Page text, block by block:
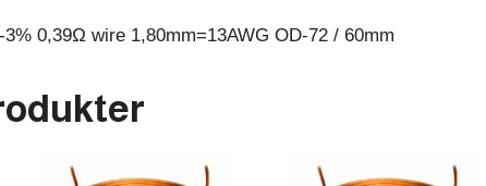
antall
0,39Ω wire 1,80mm=13AWG OD-72 / 60mm